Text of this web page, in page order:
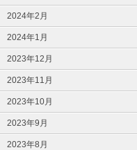
2024年2月
2024年1月
2023年12月
2023年11月
2023年10月
2023年9月
2023年8月